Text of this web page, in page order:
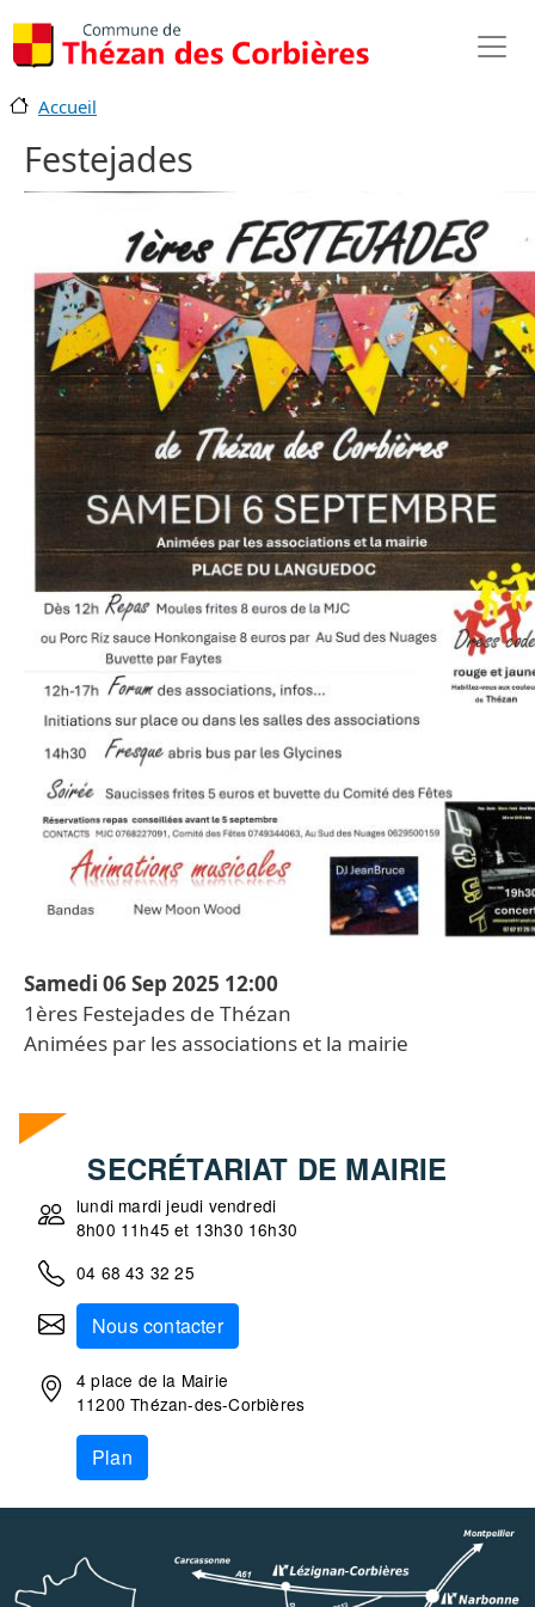
Accueil
Festejades
Date
Samedi 06 Sep 2025 12:00
1ères Festejades de Thézan
Animées par les associations et la mairie
SECRÉTARIAT DE MAIRIE
lundi mardi jeudi vendredi
8h00 11h45 et 13h30 16h30
04 68 43 32 25
Nous contacter
4 place de la Mairie
11200 Thézan-des-Corbières
Plan